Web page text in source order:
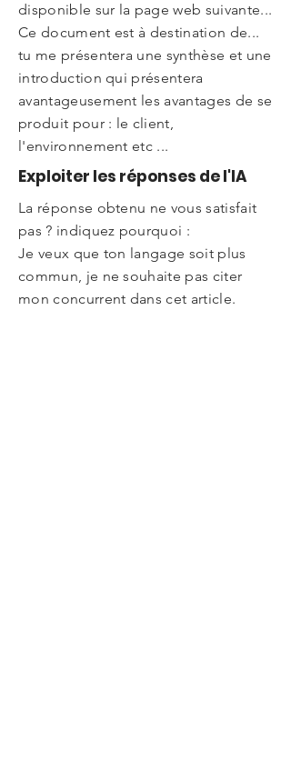
disponible sur la page web suivante...
Ce document est à destination de...
tu me présentera une synthèse et une
introduction qui présentera
avantageusement les avantages de se
produit pour : le client,
l'environnement etc ...
Exploiter les réponses de l'IA
La réponse obtenu ne vous satisfait
pas ? indiquez pourquoi :
Je veux que ton langage soit plus
commun, je ne souhaite pas citer
mon concurrent dans cet article.